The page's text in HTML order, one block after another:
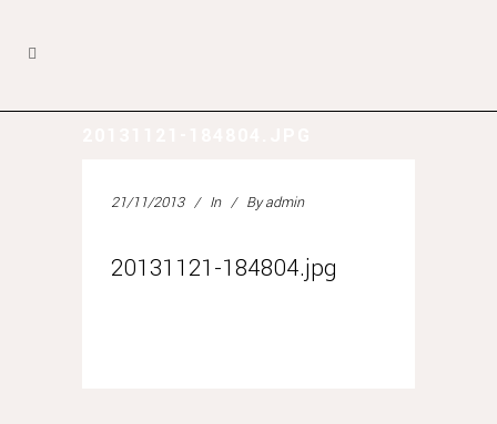
21/11/2013 In By admin
20131121-184804.jpg